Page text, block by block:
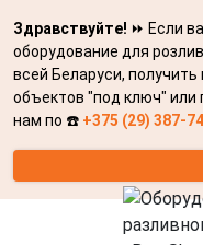
Здравствуйте! ⏩ Если
оборудование для
всей Беларуси,
объектов "под ключ" или
нам по ☎️ +375 (29) 387-